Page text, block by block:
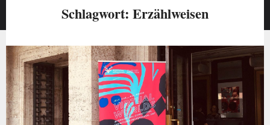
Schlagwort: Erzählweisen